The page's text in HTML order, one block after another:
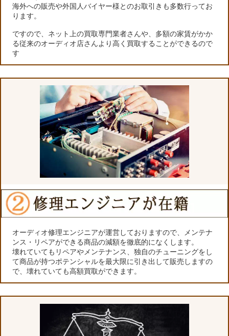
海外への販売や外国人バイヤー様とのお取引きも多数行ってお
ります。
ですので、ネット上の買取専門業者さんや、多額の家賃がかか
る従来のオーディオ店さんより高く買取することができるので
す
オーディオ修理エンジニアが運営しておりますので、メンテナ
ンス・リペアができる商品の減額を徹底的になくします。
壊れていてもリペアやメンテナンス、独自のチューニングをし
て商品が持つポテンシャルを最大限に引き出して販売しますの
で、壊れていても高額買取ができます。